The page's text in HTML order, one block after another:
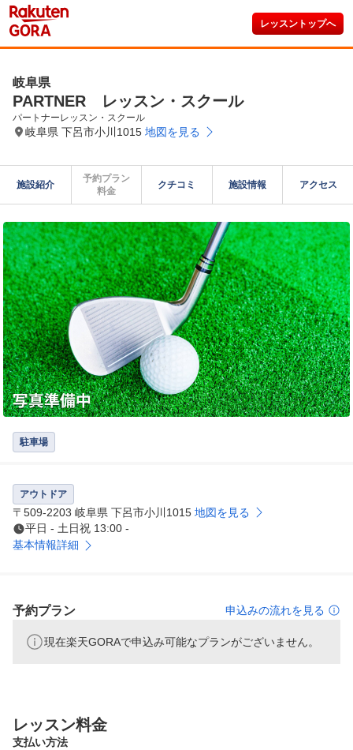
レッスントップへ
岐阜県
PARTNER レッスン・スクール
パートナーレッスン・スクール
岐阜県 下呂市小川1015 地図を見る
施設紹介
予約プラン
料金
クチコミ 施設情報 アクセス
駐車場
アウトドア
〒509-2203 岐阜県 下呂市小川1015 地図を見る
平日 - 土日祝 13:00 -
基本情報詳細
予約プラン 申込みの流れを見る
現在楽天GORAで申込み可能なプランがございません。
レッスン料金
支払い方法